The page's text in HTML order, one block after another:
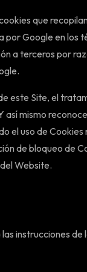
que
Google en los
a terceros por
este Site, el
mismo
el uso de
de bloqueo de
Website.
instrucciones